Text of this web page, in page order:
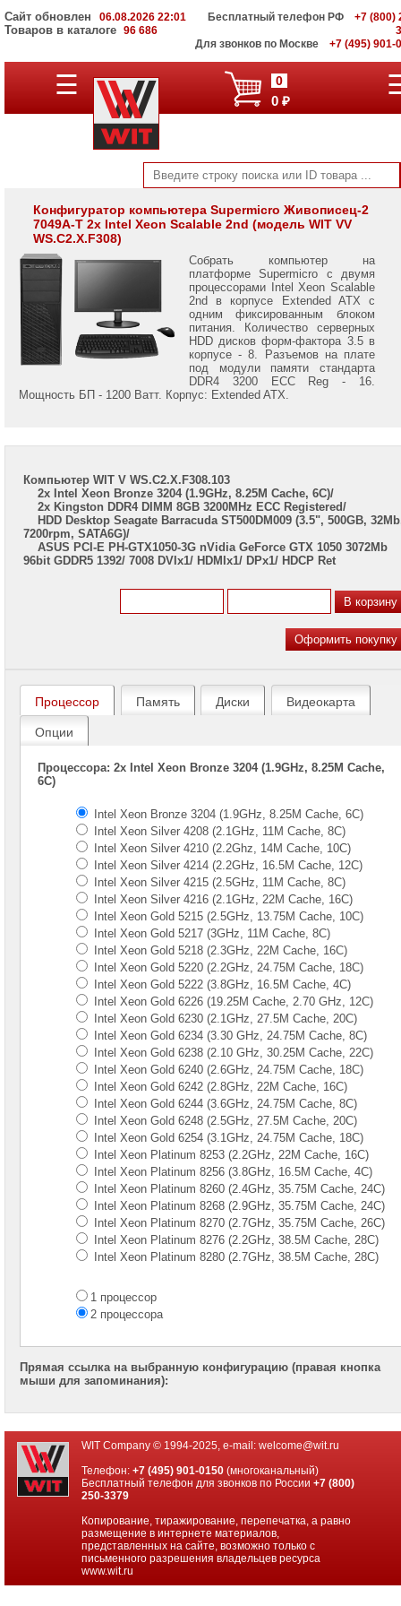
Сайт обновлен 06.08.2026 22:01
Товаров в каталоге 96 686
Бесплатный телефон РФ
+7 (800)
Для звонков по Москве
+7 (495) 901-
Компьютеры
Компьютеры
станции
Нестандартный
формат
☰ 0
0 ₽
Конфигуратор компьютера Supermicro Живописец-2
7049A-T 2x Intel Xeon Scalable 2nd (модель WIT VV
WS.C2.X.F308)
Собрать компьютер на
платформе Supermicro с двумя
процессорами Intel Xeon Scalable
2nd в корпусе Extended ATX с
одним фиксированным блоком
питания. Количество серверных
HDD дисков форм-фактора 3.5 в
корпусе - 8. Разъемов на плате
под модули памяти стандарта
DDR4 3200 ECC Reg - 16.
Мощность БП - 1200 Ватт. Корпус: Extended ATX.
Компьютер WIT V WS.C2.X.F308.103
2x Intel Xeon Bronze 3204 (1.9GHz, 8.25M Cache, 6C)/
2x Kingston DDR4 DIMM 8GB 3200MHz ECC Registered/
HDD Desktop Seagate Barracuda ST500DM009 (3.5", 500GB,
7200rpm, SATA6G)/
ASUS PCI-E PH-GTX1050-3G nVidia GeForce GTX 1050 3072Mb
96bit GDDR5 1392/ 7008 DVIx1/ HDMIx1/ DPx1/ HDCP Ret
Процессор Память Диски Видеокарта
Опции
Процессора: 2x Intel Xeon Bronze 3204 (1.9GHz, 8.25M Cache,
6C)
Intel Xeon Bronze 3204 (1.9GHz, 8.25M Cache, 6C)
Intel Xeon Silver 4208 (2.1GHz, 11M Cache, 8C)
Intel Xeon Silver 4210 (2.2Ghz, 14M Cache, 10C)
Intel Xeon Silver 4214 (2.2GHz, 16.5M Cache, 12C)
Intel Xeon Silver 4215 (2.5GHz, 11M Cache, 8C)
Intel Xeon Silver 4216 (2.1GHz, 22M Cache, 16C)
Intel Xeon Gold 5215 (2.5GHz, 13.75M Cache, 10C)
Intel Xeon Gold 5217 (3GHz, 11M Cache, 8C)
Intel Xeon Gold 5218 (2.3GHz, 22M Cache, 16C)
Intel Xeon Gold 5220 (2.2GHz, 24.75M Cache, 18C)
Intel Xeon Gold 5222 (3.8GHz, 16.5M Cache, 4C)
Intel Xeon Gold 6226 (19.25M Cache, 2.70 GHz, 12C)
Intel Xeon Gold 6230 (2.1GHz, 27.5M Cache, 20C)
Intel Xeon Gold 6234 (3.30 GHz, 24.75M Cache, 8C)
Intel Xeon Gold 6238 (2.10 GHz, 30.25M Cache, 22C)
Intel Xeon Gold 6240 (2.6GHz, 24.75M Cache, 18C)
Intel Xeon Gold 6242 (2.8GHz, 22M Cache, 16C)
Intel Xeon Gold 6244 (3.6GHz, 24.75M Cache, 8C)
Intel Xeon Gold 6248 (2.5GHz, 27.5M Cache, 20C)
Intel Xeon Gold 6254 (3.1GHz, 24.75M Cache, 18C)
Intel Xeon Platinum 8253 (2.2GHz, 22M Cache, 16C)
Intel Xeon Platinum 8256 (3.8GHz, 16.5M Cache, 4C)
Intel Xeon Platinum 8260 (2.4GHz, 35.75M Cache, 24C)
Intel Xeon Platinum 8268 (2.9GHz, 35.75M Cache, 24C)
Intel Xeon Platinum 8270 (2.7GHz, 35.75M Cache, 26C)
Intel Xeon Platinum 8276 (2.2GHz, 38.5M Cache, 28C)
Intel Xeon Platinum 8280 (2.7GHz, 38.5M Cache, 28C)
1 процессор
2 процессора
Прямая ссылка на выбранную конфигурацию (правая кнопка
мыши для запоминания):
WIT Company © 1994-2025, e-mail: welcome@wit.ru
Телефон:+7 (495) 901-0150 (многоканальный)
Бесплатный телефон для звонков по России+7 (800)
250-3379
Копирование, тиражирование, перепечатка, а равно
размещение в интернете материалов,
представленных на сайте, возможно только с
письменного разрешения владельцев ресурса
www.wit.ru